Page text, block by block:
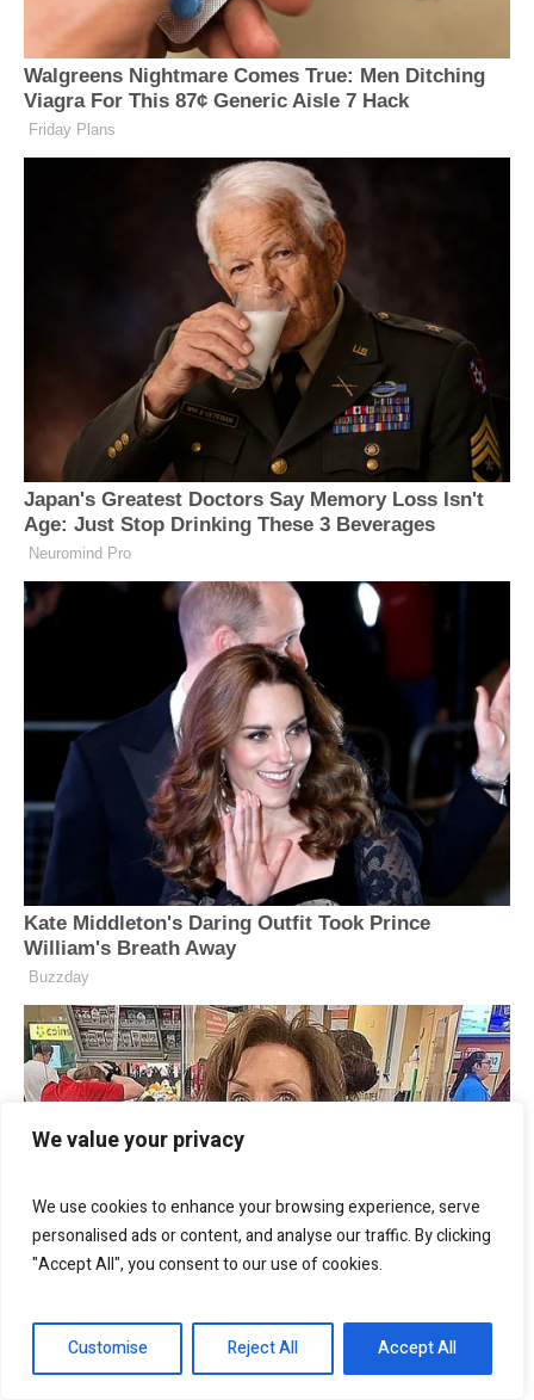
We value your privacy
We use cookies to enhance your browsing experience, serve
personalised ads or content, and analyse our traffic. By clicking
"Accept All", you consent to our use of cookies.
Customise Reject All Accept All